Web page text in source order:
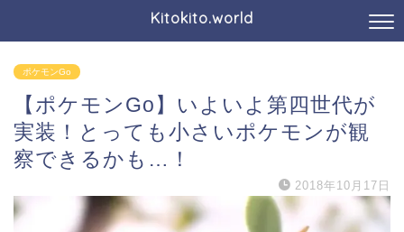
Kitokito.world
ポケモンGo
【ポケモンGo】いよいよ第四世代が
実装！とっても小さいポケモンが観
察できるかも…！
2018年10月17日